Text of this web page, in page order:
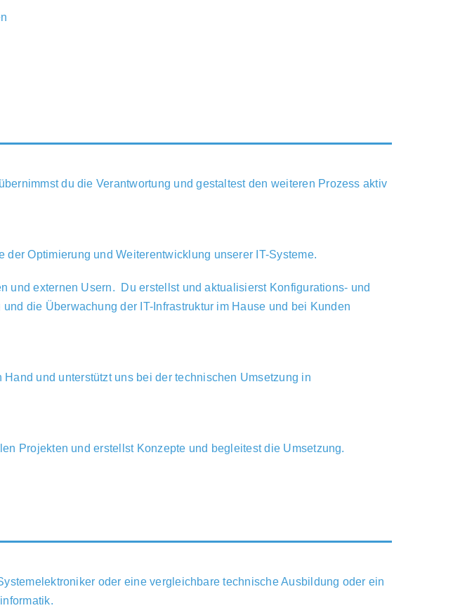
du die Verantwortung und gestaltest den weiteren Prozess aktiv
Optimierung und Weiterentwicklung unserer IT-Systeme.
und externen Usern. Du erstellst und aktualisierst Konfigurations- und
die Überwachung der IT-Infrastruktur im Hause und bei Kunden
und unterstützt uns bei der technischen Umsetzung in
Projekten und erstellst Konzepte und begleitest die Umsetzung.
oder eine vergleichbare technische Ausbildung oder ein